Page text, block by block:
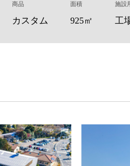
商品
カスタム
面積
925㎡
施設
工